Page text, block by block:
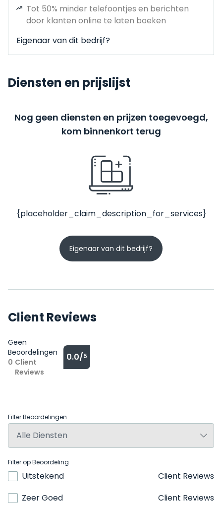
Tot 50% minder telefoontjes en berichten
door klanten online te laten boeken
Eigenaar van dit bedrijf?
Diensten en prijslijst
Nog geen diensten en prijzen toegevoegd,
kom binnenkort terug
{placeholder_claim_description_for_services}
Eigenaar van dit bedrijf?
Client Reviews
Geen
Beoordelingen
0 Client
Reviews
0.0/5
Filter Beoordelingen
Filter op Beoordeling
Uitstekend
Client Reviews
Zeer Goed
Client Reviews